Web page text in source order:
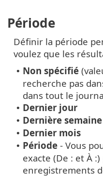
Période
Définir la période
voulez que les
• Non spécifié
recherche pas
dans tout le
• Dernier jour
• Dernière semaine
• Dernier mois
• Période - Vous
exacte (De : et À
enregistrements